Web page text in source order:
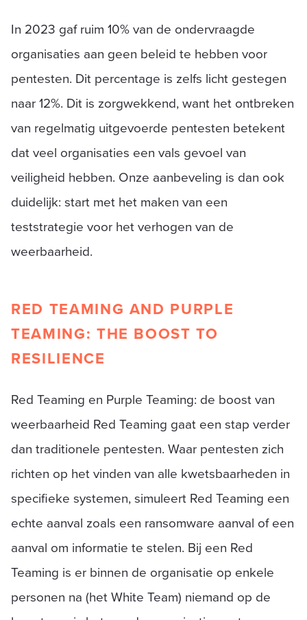
In 2023 gaf ruim 10% van de ondervraagde
organisaties aan geen beleid te hebben voor
pentesten. Dit percentage is zelfs licht gestegen
naar 12%. Dit is zorgwekkend, want het ontbreken
van regelmatig uitgevoerde pentesten betekent
dat veel organisaties een vals gevoel van
veiligheid hebben. Onze aanbeveling is dan ook
duidelijk: start met het maken van een
teststrategie voor het verhogen van de
weerbaarheid.
RED TEAMING AND PURPLE
TEAMING: THE BOOST TO
RESILIENCE
Red Teaming en Purple Teaming: de boost van
weerbaarheid Red Teaming gaat een stap verder
dan traditionele pentesten. Waar pentesten zich
richten op het vinden van alle kwetsbaarheden in
specifieke systemen, simuleert Red Teaming een
echte aanval zoals een ransomware aanval of een
aanval om informatie te stelen. Bij een Red
Teaming is er binnen de organisatie op enkele
personen na (het White Team) niemand op de